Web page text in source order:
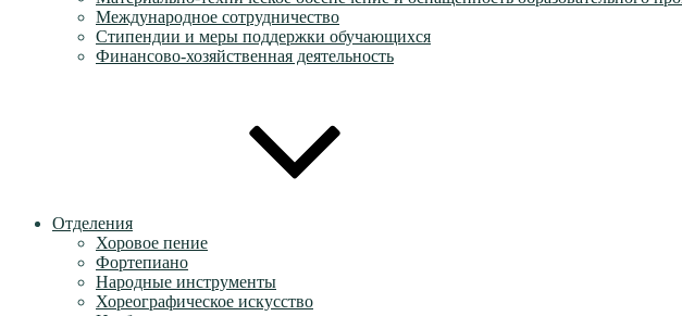
Международное сотрудничество
Стипендии и меры поддержки обучающихся
Финансово-хозяйственная деятельность
Отделения
Хоровое пение
Фортепиано
Народные инструменты
Хореографическое искусство